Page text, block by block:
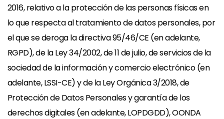
2016, relativo a la protección de las personas físicas en
lo que respecta al tratamiento de datos personales, por
el que se deroga la directiva 95/46/CE (en adelante,
RGPD), de la Ley 34/2002, de 11 de julio, de servicios de la
sociedad de la información y comercio electrónico (en
adelante, LSSI-CE) y de la Ley Orgánica 3/2018, de
Protección de Datos Personales y garantía de los
derechos digitales (en adelante, LOPDGDD), OONDA